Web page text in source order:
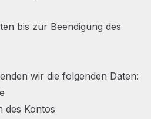
bis zur Beendigung des
wir die folgenden Daten:
des Kontos